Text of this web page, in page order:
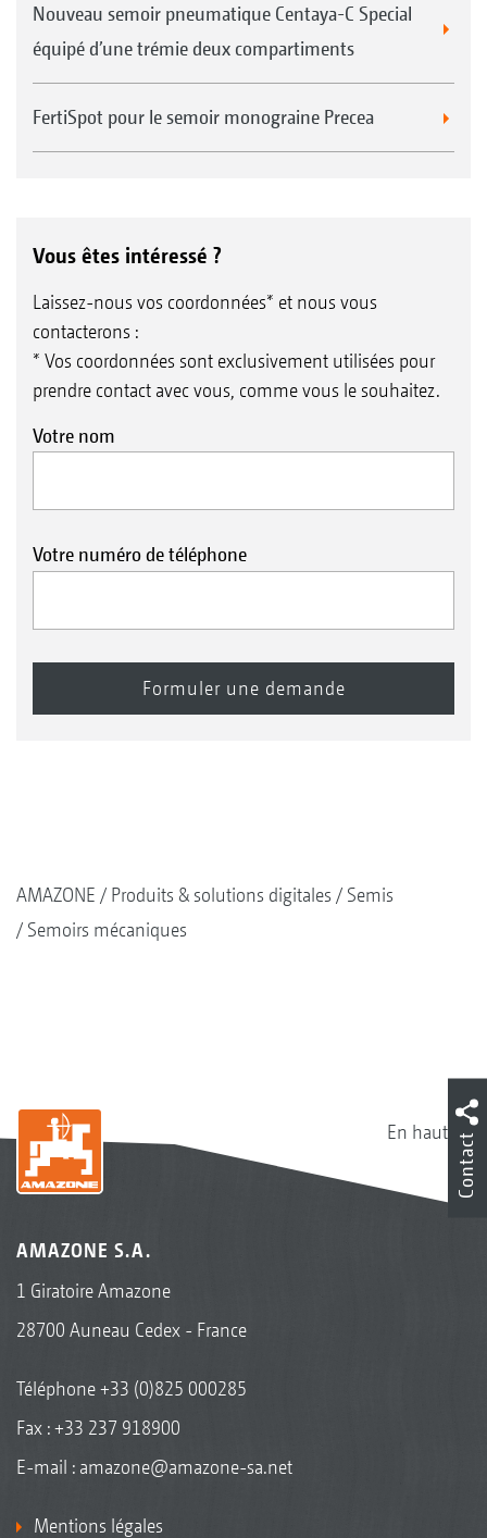
Nouveau semoir pneumatique Centaya-C Special
équipé d’une trémie deux compartiments
FertiSpot pour le semoir monograine Precea
Vous êtes intéressé ?
Laissez-nous vos coordonnées* et nous vous
contacterons :
* Vos coordonnées sont exclusivement utilisées pour
prendre contact avec vous, comme vous le souhaitez.
Votre nom
Votre numéro de téléphone
AMAZONE Produits & solutions digitales
Semis
Semoirs mécaniques
En haut
AMAZONE S.A.
1 Giratoire Amazone
28700 Auneau Cedex - France
Téléphone+33 (0)825 000285
Fax : +33 237 918900
E-mail : amazone@amazone-sa.net
Mentions légales
Contact